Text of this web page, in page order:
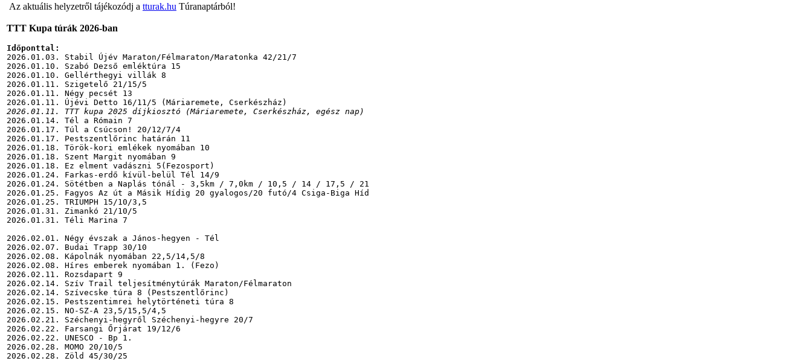
Az aktuális helyzetről tájékozódj a tturak.hu Túranaptárból!
TTT Kupa túrák 2026-ban
Időponttal:
2026.01.03. Stabil Újév Maraton/Félmaraton/Maratonka 42/21/7
2026.01.10. Szabó Dezső emléktúra 15
2026.01.10. Gellérthegyi villák 8
2026.01.11. Szigetelő 21/15/5
2026.01.11. Négy pecsét 13
2026.01.11. TTT kupa 2025 díjkiosztó (Máriaremete, Cserkészház, egész nap)
2026.01.14. Tél a Rómain 7
2026.01.17. Túl a Csúcson! 20/12/7/4
2026.01.17. Pestszentlőrinc határán 11
2026.01.18. Török-kori emlékek nyomában 10
2026.01.18. Szent Margit nyomában 9
2026.01.18. Ez elment vadászni 5(Fezosport)
2026.01.24. Farkas-erdő kívül-belül Tél 14/9
2026.01.24. Sötétben a Naplás tónál - 3,5km / 7,0km / 10,5 / 14 / 17,5 / 21
2026.01.25. Fagyos Az út a Másik Hídig 20 gyalogos/20 futó/4 Csiga-Biga Híd
2026.01.25. TRIUMPH 15/10/3,5
2026.01.31. Zimankó 21/10/5
2026.01.31. Téli Marina 7
2026.02.01. Négy évszak a János-hegyen - Tél
2026.02.07. Budai Trapp 30/10
2026.02.08. Kápolnák nyomában 22,5/14,5/8
2026.02.08. Híres emberek nyomában 1. (Fezo)
2026.02.11. Rozsdapart 9
2026.02.14. Szív Trail teljesítménytúrák Maraton/Félmaraton
2026.02.14. Szívecske túra 8 (Pestszentlőrinc)
2026.02.15. Pestszentimrei helytörténeti túra 8
2026.02.15. NO-SZ-A 23,5/15,5/4,5
2026.02.21. Széchenyi-hegyről Széchenyi-hegyre 20/7
2026.02.22. Farsangi Őrjárat 19/12/6
2026.02.22. UNESCO - Bp 1.
2026.02.28. MOMO 20/10/5
2026.02.28. Zöld 45/30/25